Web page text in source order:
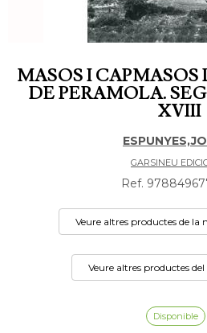
MASOS I
DE PERAMOLA.
XVIII
GARSINEU
Ref.
Veure altres productes de la
Veure altres productes
Disponible